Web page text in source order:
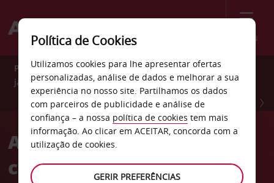
Menu
Poupe 10% durante todo o ano com Avis Preferred. Adira
já GRATUITAMENTE.
Alugue carros com toda a
confiança
Política de Cookies
Utilizamos cookies para lhe apresentar ofertas
personalizadas, análise de dados e melhorar a sua
experiência no nosso site. Partilhamos os dados
com parceiros de publicidade e análise de
confiança – a nossa política de cookies tem mais
informação. Ao clicar em ACEITAR, concorda com a
utilização de cookies.
GERIR PREFERÊNCIAS